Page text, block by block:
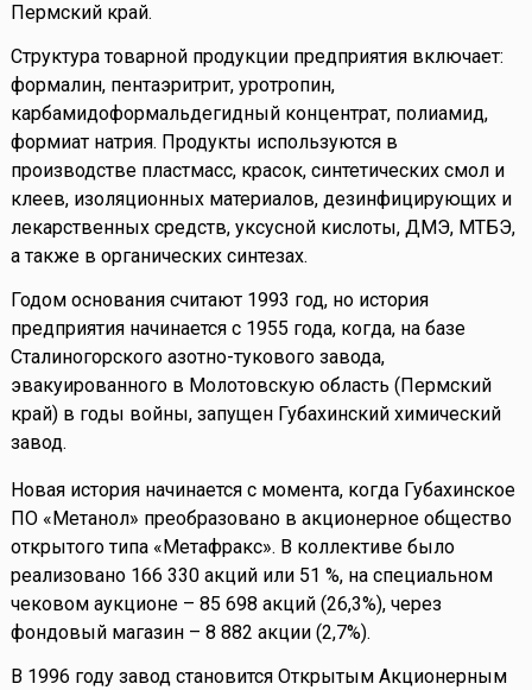
Пермский край.
Структура товарной продукции предприятия включает:
формалин, пентаэритрит, уротропин,
карбамидоформальдегидный концентрат, полиамид,
формиат натрия. Продукты используются в
производстве пластмасс, красок, синтетических смол и
клеев, изоляционных материалов, дезинфицирующих и
лекарственных средств, уксусной кислоты, ДМЭ, МТБЭ,
а также в органических синтезах.
Годом основания считают 1993 год, но история
предприятия начинается с 1955 года, когда, на базе
Сталиногорского азотно-тукового завода,
эвакуированного в Молотовскую область (Пермский
край) в годы войны, запущен Губахинский химический
завод.
Новая история начинается с момента, когда Губахинское
ПО «Метанол» преобразовано в акционерное общество
открытого типа «Метафракс». В коллективе было
реализовано 166 330 акций или 51 %, на специальном
чековом аукционе – 85 698 акций (26,3%), через
фондовый магазин – 8 882 акции (2,7%).
В 1996 году завод становится Открытым Акционерным